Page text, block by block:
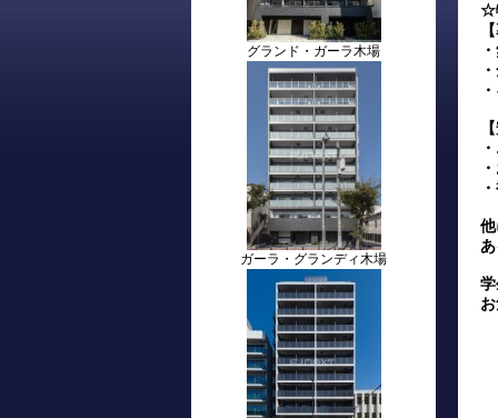
グランド・ガーラ木場
ガーラ・グランディ木場
☆